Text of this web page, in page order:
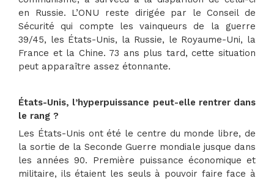
en Russie. L’ONU reste dirigée par le Conseil de
Sécurité qui compte les vainqueurs de la guerre
39/45, les États-Unis, la Russie, le Royaume-Uni, la
France et la Chine. 73 ans plus tard, cette situation
peut apparaître assez étonnante.
États-Unis, l’hyperpuissance peut-elle rentrer dans
le rang ?
Les États-Unis ont été le centre du monde libre, de
la sortie de la Seconde Guerre mondiale jusque dans
les années 90. Première puissance économique et
militaire, ils étaient les seuls à pouvoir faire face à